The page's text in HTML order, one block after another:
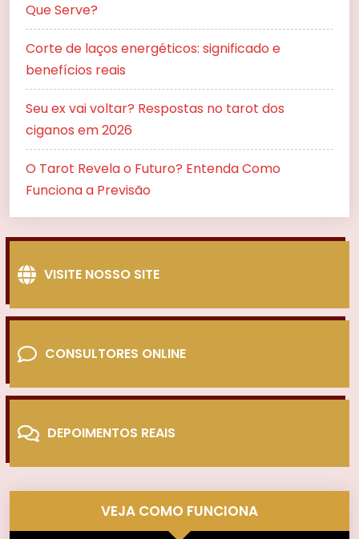
Que Serve?
Corte de laços energéticos: significado e
benefícios reais
Seu ex vai voltar? Respostas no tarot dos
ciganos em 2026
O Tarot Revela o Futuro? Entenda Como
Funciona a Previsão
VISITE NOSSO SITE
CONSULTORES ONLINE
DEPOIMENTOS REAIS
VEJA COMO FUNCIONA